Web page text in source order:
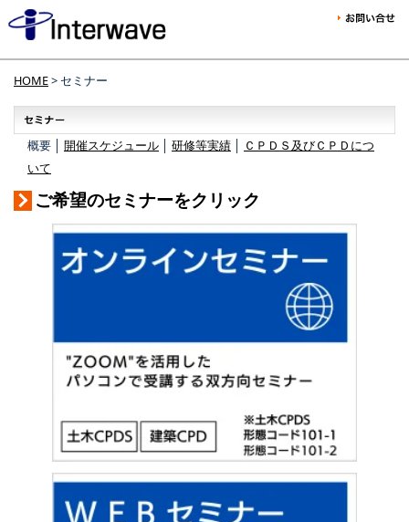
HOME> セミナー
概要 │ 開催スケジュール 研修等実績
ＣＰＤＳ及びＣＰＤにつ
いて
ご希望のセミナーをクリック